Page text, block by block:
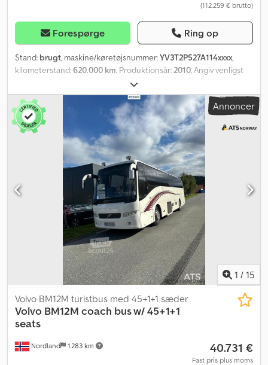
(112.259 € brutto)
Forespørge Ring op
Stand: brugt, maskine/køretøjsnummer:YV3T2P527A114xxxx,
kilometerstand:620.000 km, Produktionsår:2010, Angiv venligst
referencenummer ved forespørgsel: 23282 Tekniske data:
Kilometerstand: ca. 620.000 km Gearkasse: Automatgear Fuld
luftaffjedring Euro 5, 469 HK Retarder Dæk: se billeder 6x2 Styrbar
3. aksel Anhængerkobling I alt 50 siddepladser Stort bagagerum
Mikrofon Indvendigt kamera Minikøkken Toilet Køleskab foran
Radio/CD Klimaanlæg Service udført hos Team Verksted og Volvo
Motorvideo tilgængelig Leveringsklar med det samme
Beskrivelse: Velholdt Volvo 9900 turistbus fra 2010. Bussen har 50
siddepladser og er leveringsklar med det samme. Alle service er
udført hos Team Verksted og Volvo. Crodpjzqnrtjfx Alisf Km:
620000 HK: 469 Tage: Ja EU-godkendt til: 31.10.2026 Egenvægt:
16240 Totalvægt: 24750 Nyttelast: 8435 Bredde: 255 Længde: 1299
Euro: 5 Model: 9900 6x2 Turistbus – 50 sæder – Euro 5 SE VIDEO
Gearkasse: Automat = Yderligere oplysninger =
Anvendelsesformål: Godstransport Kontakt ATS Norway for
yderligere information.
Annoncer
1 / 15
Nordland 1.283 km
Volvo BM12M turistbus med 45+1+1 sæder
Volvo BM12M coach bus w/ 45+1+1
seats
40.731 €
Fast pris plus moms